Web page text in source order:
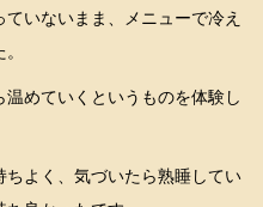
いないまま、メニューで冷え
めていくというものを体験し
よく、気づいたら熟睡してい